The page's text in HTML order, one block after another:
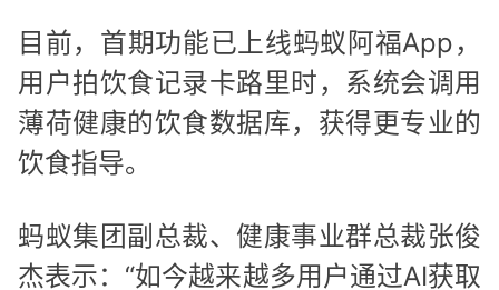
目前，首期功能已上线蚂蚁阿福App，
用户拍饮食记录卡路里时，系统会调用
薄荷健康的饮食数据库，获得更专业的
饮食指导。
蚂蚁集团副总裁、健康事业群总裁张俊
杰表示：“如今越来越多用户通过AI获取